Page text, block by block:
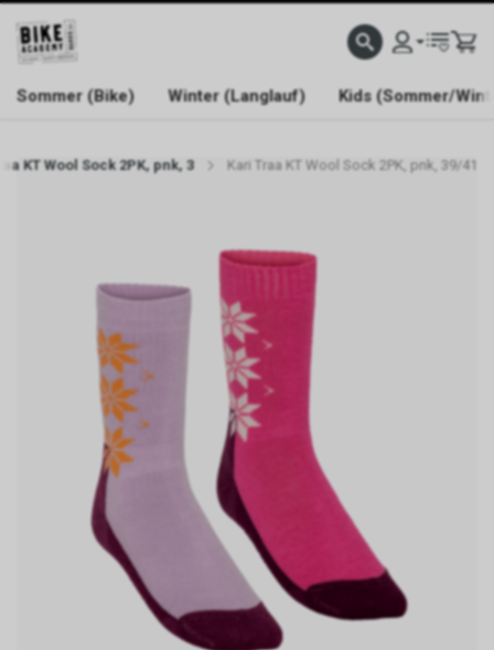
WELCOME TO BIKE ACADEMY
Sommer (Bike) Winter (Langlauf) Kids (Sommer/
KT Wool Sock 2PK, pnk, 3 Kari Traa KT Wool Sock 2PK, pnk, 39/41